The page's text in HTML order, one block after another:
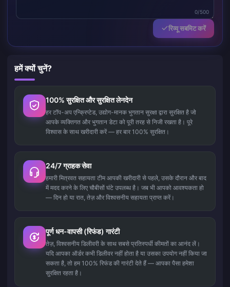
0/500
रिव्यू सबमिट करें
हमें क्यों चुनें?
100% सुरक्षित और सुरक्षित लेनदेन
हर टॉप-अप एन्क्रिप्टेड, उद्योग-मानक भुगतान सुरक्षा द्वारा सुरक्षित है जो
आपके व्यक्तिगत और भुगतान डेटा को पूरी तरह से निजी रखता है। पूरे
विश्वास के साथ खरीदारी करें — हर बार 100% सुरक्षित।
24/7 ग्राहक सेवा
हमारी मित्रवत सहायता टीम आपकी खरीदारी से पहले, उसके दौरान और बाद
में मदद करने के लिए चौबीसों घंटे उपलब्ध है। जब भी आपको आवश्यकता हो
— दिन हो या रात, तेज़ और विश्वसनीय सहायता प्राप्त करें।
पूर्ण धन-वापसी (रिफंड) गारंटी
तेज़, विश्वसनीय डिलीवरी के साथ सबसे प्रतिस्पर्धी कीमतों का आनंद लें।
यदि आपका ऑर्डर कभी डिलीवर नहीं होता है या उसका उपयोग नहीं किया जा
सकता है, तो हम 100% रिफंड की गारंटी देते हैं — आपका पैसा हमेशा
सुरक्षित रहता है।